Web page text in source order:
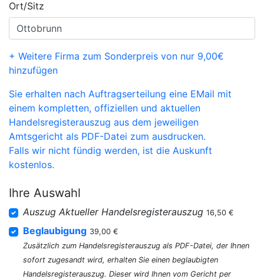
Ort/Sitz
+ Weitere Firma zum Sonderpreis von nur 9,00€
hinzufügen
Sie erhalten nach Auftragserteilung eine EMail mit
einem kompletten, offiziellen und aktuellen
Handelsregisterauszug aus dem jeweiligen
Amtsgericht als PDF-Datei zum ausdrucken.
Falls wir nicht fündig werden, ist die Auskunft
kostenlos.
Ihre Auswahl
Auszug Aktueller Handelsregisterauszug 16,50 €
Beglaubigung 39,00 €
Zusätzlich zum Handelsregisterauszug als PDF-Datei, der Ihnen
sofort zugesandt wird, erhalten Sie einen beglaubigten
Handelsregisterauszug. Dieser wird Ihnen vom Gericht per